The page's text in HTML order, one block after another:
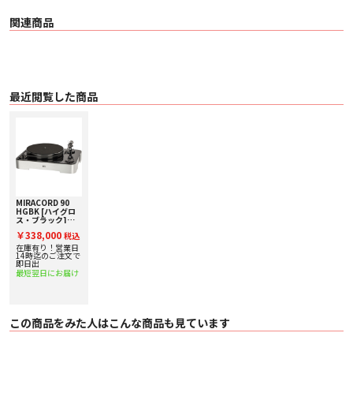
MDFシャーシ
本体の仕上げは、ハイグロス・ブラック(HGBK)とハイグロス・ウォールナット
(HGWN)をラインアップします。
〇 周波数特性 20Hz〜25kHz
〇 針圧 1.4g±0.4g、14±4mN
〇 直流抵抗 800Ω±20%
〇 出力電圧 2.2〜4.9mV
〇 チャンネルセパレーション >25dB
〇 対応回転数 33 / 45rpm
〇 ピッチコントロール ±5%
〇 出力 金メッキ・Neutrik製RCA端子(金メッキアース端子)
〇 電源部 18V、18W(Lumberg製端子)
〇 カラー
・ ハイグロス・ブラック(HGBK)
〇 付属品 フォノケーブル、取扱説明書
〇 ​備考 ダストカバー別売り ¥30,000 /¥33,000(税込)
関連商品
最近閲覧した商品
MIRACORD 90
HGBK [ハイグロ
ス・ブラック]
アナログプレーヤ
ー 下取り査定額
20%アップ実施
中！
￥338,000 税込
在庫有り！営業日
14時迄のご注文で
即日出
最短翌日にお届け
この商品をみた人はこんな商品も見ています